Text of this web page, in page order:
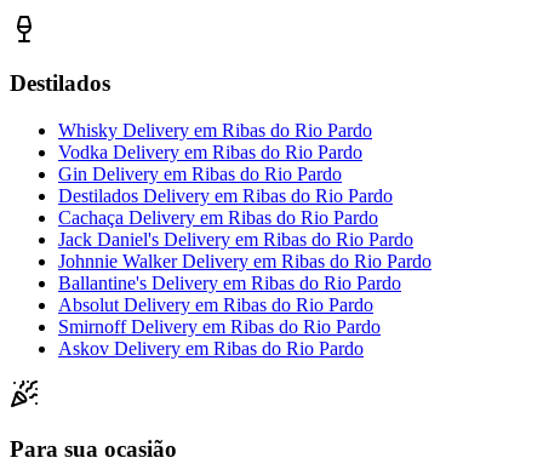
Destilados
Whisky Delivery em Ribas do Rio Pardo
Vodka Delivery em Ribas do Rio Pardo
Gin Delivery em Ribas do Rio Pardo
Destilados Delivery em Ribas do Rio Pardo
Cachaça Delivery em Ribas do Rio Pardo
Jack Daniel's Delivery em Ribas do Rio Pardo
Johnnie Walker Delivery em Ribas do Rio Pardo
Ballantine's Delivery em Ribas do Rio Pardo
Absolut Delivery em Ribas do Rio Pardo
Smirnoff Delivery em Ribas do Rio Pardo
Askov Delivery em Ribas do Rio Pardo
Para sua ocasião